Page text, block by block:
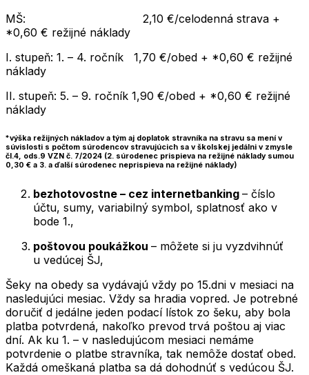
MŠ: 2,10 €/celodenná strava +
*0,60 € režijné náklady
I. stupeň: 1. – 4. ročník 1,70 €/obed + *0,60 € režijné
náklady
II. stupeň: 5. – 9. ročník 1,90 €/obed + *0,60 € režijné
náklady
*výška režijných nákladov a tým aj doplatok stravníka na stravu sa mení v
súvislosti s počtom súrodencov stravujúcich sa v školskej jedálni v zmysle
čl.4, ods.9 VZN č. 7/2024 (2. súrodenec prispieva na režijné náklady sumou
0,30 € a 3. a ďalší súrodenec neprispieva na režijné náklady)
bezhotovostne – cez internetbanking – číslo
účtu, sumy, variabilný symbol, splatnosť ako v
bode 1.,
poštovou poukážkou – môžete si ju vyzdvihnúť
u vedúcej ŠJ,
Šeky na obedy sa vydávajú vždy po 15.dni v mesiaci na
nasledujúci mesiac. Vždy sa hradia vopred. Je potrebné
doručiť d jedálne jeden podací lístok zo šeku, aby bola
platba potvrdená, nakoľko prevod trvá poštou aj viac
dní. Ak ku 1. – v nasledujúcom mesiaci nemáme
potvrdenie o platbe stravníka, tak nemôže dostať obed.
Každá omeškaná platba sa dá dohodnúť s vedúcou ŠJ.